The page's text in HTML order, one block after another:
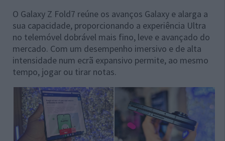
O Galaxy Z Fold7 reúne os avanços Galaxy e alarga a
sua capacidade, proporcionando a experiência Ultra
no telemóvel dobrável mais fino, leve e avançado do
mercado. Com um desempenho imersivo e de alta
intensidade num ecrã expansivo permite, ao mesmo
tempo, jogar ou tirar notas.